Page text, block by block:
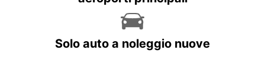
Solo auto a noleggio nuove